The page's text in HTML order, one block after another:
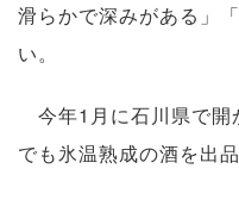
滑らかで深みがある」
い。
今年1月に石川県で開
でも氷温熟成の酒を出